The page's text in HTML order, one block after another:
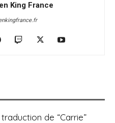
King France
de “Carrie”